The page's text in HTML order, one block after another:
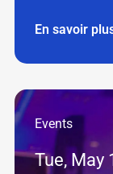
En savoir
Events
Tue, May